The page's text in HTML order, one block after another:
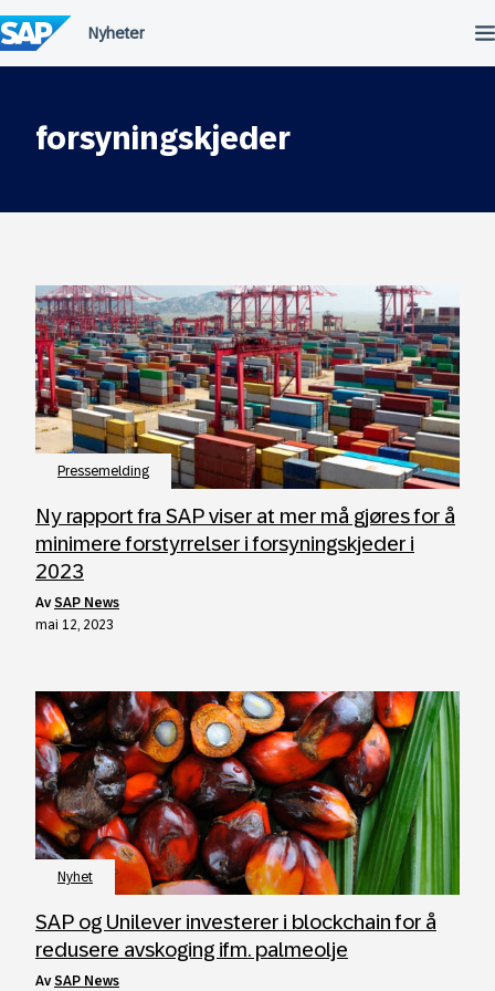
til
innhold
forsyningskjeder
Pressemelding
Ny rapport fra SAP viser at mer må gjøres for å
minimere forstyrrelser i forsyningskjeder i
2023
avSAP News
mai 12, 2023
Nyhet
SAP og Unilever investerer i blockchain for å
redusere avskoging ifm. palmeolje
avSAP News